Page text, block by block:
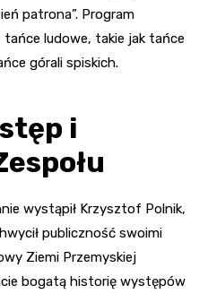
patrona”. Program
ludowe, takie jak tańce
górali spiskich.
i
wystąpił Krzysztof Polnik,
publiczność swoimi
Ziemi Przemyskiej
bogatą historię występów